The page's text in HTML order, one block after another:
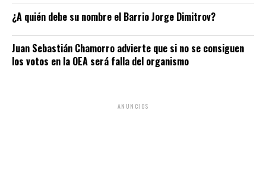
¿A quién debe su nombre el Barrio Jorge Dimitrov?
Juan Sebastián Chamorro advierte que si no se consiguen
los votos en la OEA será falla del organismo
ANUNCIOS